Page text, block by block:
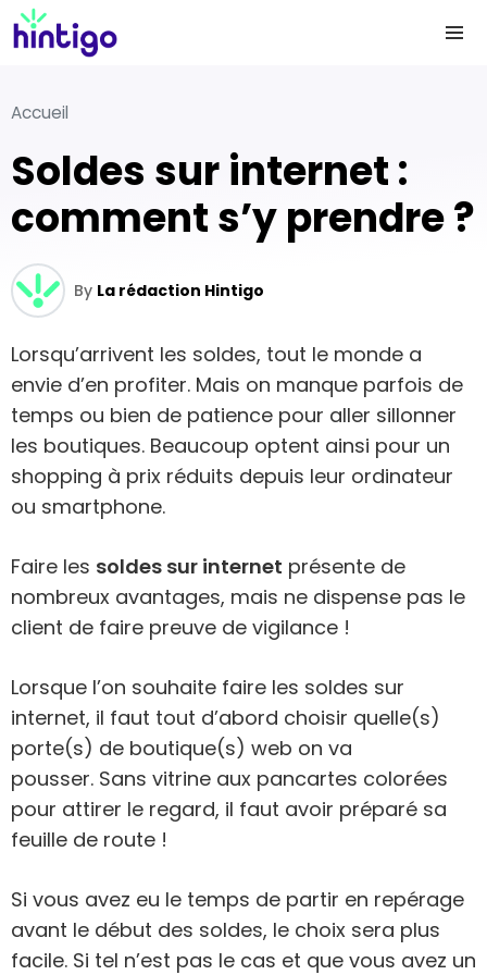
Accueil
Soldes sur internet :
comment s’y prendre ?
By La rédaction Hintigo
Lorsqu’arrivent les soldes, tout le monde a
envie d’en profiter. Mais on manque parfois de
temps ou bien de patience pour aller sillonner
les boutiques. Beaucoup optent ainsi pour un
shopping à prix réduits depuis leur ordinateur
ou smartphone.
Faire les soldes sur internet présente de
nombreux avantages, mais ne dispense pas le
client de faire preuve de vigilance !
Lorsque l’on souhaite faire les soldes sur
internet, il faut tout d’abord choisir quelle(s)
porte(s) de boutique(s) web on va
pousser. Sans vitrine aux pancartes colorées
pour attirer le regard, il faut avoir préparé sa
feuille de route !
Si vous avez eu le temps de partir en repérage
avant le début des soldes, le choix sera plus
facile. Si tel n’est pas le cas et que vous avez un